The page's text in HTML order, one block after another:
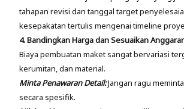
tahapan revisi dan tanggal target
kesepakatan tertulis mengenai timeline
4. Bandingkan Harga dan Sesuaikan
Biaya pembuatan maket sangat bervariasi
kerumitan, dan material.
Minta Penawaran Detail:Jangan ragu
secara spesifik.